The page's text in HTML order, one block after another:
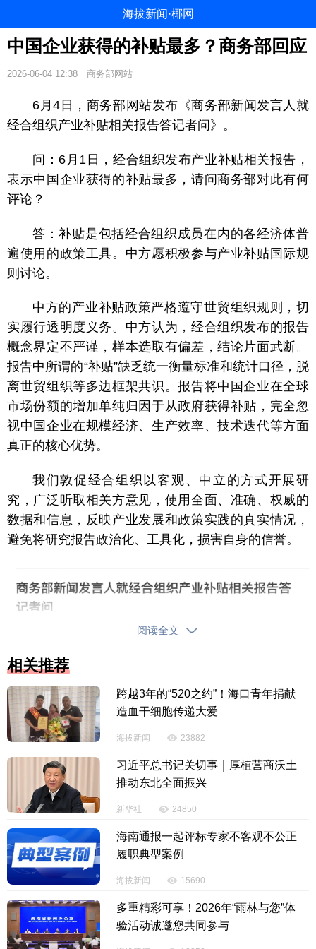
海拔新闻·椰网
中国企业获得的补贴最多？商务部回应
2026-06-04 12:38 商务部网站
6月4日，商务部网站发布《商务部新闻发言人就
经合组织产业补贴相关报告答记者问》。
问：6月1日，经合组织发布产业补贴相关报告，
表示中国企业获得的补贴最多，请问商务部对此有何
评论？
答：补贴是包括经合组织成员在内的各经济体普
遍使用的政策工具。中方愿积极参与产业补贴国际规
则讨论。
中方的产业补贴政策严格遵守世贸组织规则，切
实履行透明度义务。中方认为，经合组织发布的报告
概念界定不严谨，样本选取有偏差，结论片面武断。
报告中所谓的“补贴”缺乏统一衡量标准和统计口径，脱
离世贸组织等多边框架共识。报告将中国企业在全球
市场份额的增加单纯归因于从政府获得补贴，完全忽
视中国企业在规模经济、生产效率、技术迭代等方面
真正的核心优势。
我们敦促经合组织以客观、中立的方式开展研
究，广泛听取相关方意见，使用全面、准确、权威的
数据和信息，反映产业发展和政策实践的真实情况，
避免将研究报告政治化、工具化，损害自身的信誉。
（原标题：中国企业获得的补贴最多？商务部回
应）
【内容审核：李彦昆】
阅读全文
相关推荐
跨越3年的“520之约”！海口青年捐献
造血干细胞传递大爱
海拔新闻 23882
习近平总书记关切事｜厚植营商沃土
推动东北全面振兴
新华社 24850
海南通报一起评标专家不客观不公正
履职典型案例
海拔新闻 15690
多重精彩可享！2026年“雨林与您”体
验活动诚邀您共同参与